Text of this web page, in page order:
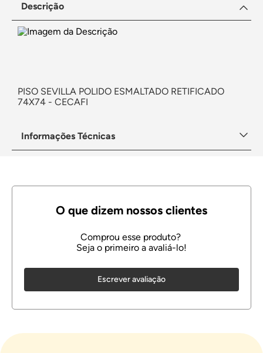
Descrição
PISO SEVILLA POLIDO ESMALTADO RETIFICADO
74X74 - CECAFI
Informações Técnicas
Escrever avaliação